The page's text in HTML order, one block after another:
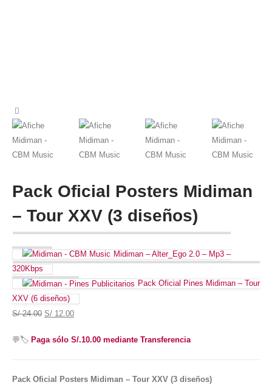
Pack Oficial Posters Midiman
– Tour XXV (3 diseños)
Midiman – Alter_Ego 2.0 – Mp3 –
320Kbps
Pack Oficial Pines Midiman – Tour
XXV (6 diseños)
S/24.00 S/ 12.00
💬🏷️ Paga sólo S/.10.00 mediante Transferencia
Pack Oficial Posters Midiman – Tour XXV (3 diseños)